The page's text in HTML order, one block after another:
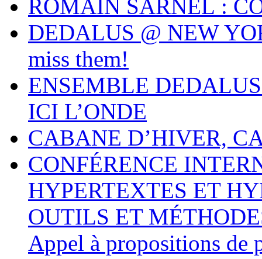
ROMAIN SARNEL :
DEDALUS @ NEW
miss them!
ENSEMBLE
ICI L’ONDE
CABANE D’HIVER,
CONFÉRENCE
HYPERTEXTES ET
OUTILS ET
Appel à propositions de